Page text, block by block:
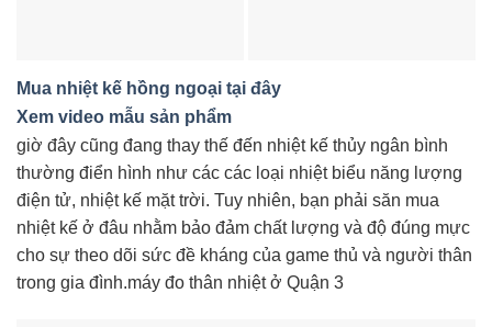
Mua nhiệt kế hồng ngoại tại đây
Xem video mẫu sản phẩm
giờ đây cũng đang thay thế đến nhiệt kế thủy ngân bình
thường điển hình như các các loại nhiệt biểu năng lượng
điện tử, nhiệt kế mặt trời. Tuy nhiên, bạn phải săn mua
nhiệt kế ở đâu nhằm bảo đảm chất lượng và độ đúng mực
cho sự theo dõi sức đề kháng của game thủ và người thân
trong gia đình.máy đo thân nhiệt ở Quận 3